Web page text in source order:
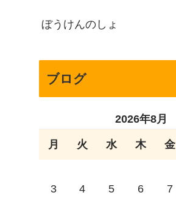
ぼうけんのしょ
ブログ
2026年8月
月 火 水 木 金
3
4 5 6 7